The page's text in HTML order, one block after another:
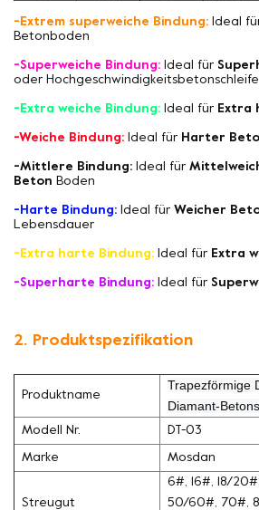
-Extrem superweiche Bindung: Ideal
Betonboden
-Superweiche Bindung: Ideal für
oder
-Extra weiche Bindung: Ideal für Extra
-Weiche Bindung: Ideal für Harter
-Mittlere Bindung: Ideal für
Beton Boden
-Harte Bindung: Ideal für Weicher
Lebensdauer
-Extra harte Bindung: Ideal für Extra
-Superharte Bindung: Ideal für
2. Produktspezifikation
Produktname
Trapezförmige
Diamant-
Modell Nr. DT-03
Marke Mosdan
Streugut
6#, 16#, 18/
50/60#, 70#,